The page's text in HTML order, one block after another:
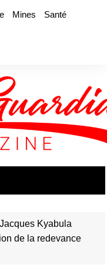
Mines
Santé
Kyabula
de la redevance